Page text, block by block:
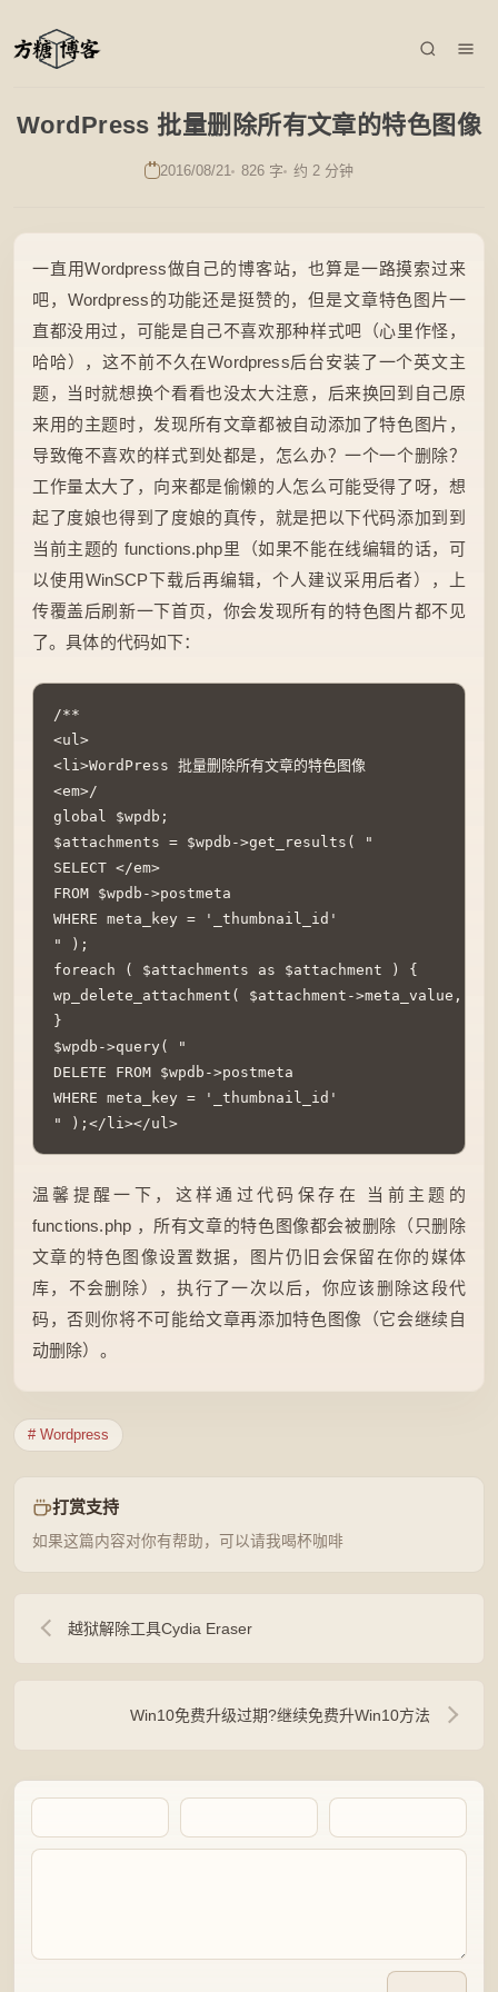
WordPress 批量删除所有文章的特色图像
2016/08/21 826 字 约 2 分钟
一直用Wordpress做自己的博客站，也算是一路摸索过来
吧，Wordpress的功能还是挺赞的，但是文章特色图片一
直都没用过，可能是自己不喜欢那种样式吧（心里作怪，
哈哈），这不前不久在Wordpress后台安装了一个英文主
题，当时就想换个看看也没太大注意，后来换回到自己原
来用的主题时，发现所有文章都被自动添加了特色图片，
导致俺不喜欢的样式到处都是，怎么办？一个一个删除？
工作量太大了，向来都是偷懒的人怎么可能受得了呀，想
起了度娘也得到了度娘的真传，就是把以下代码添加到到
当前主题的 functions.php里（如果不能在线编辑的话，可
以使用WinSCP下载后再编辑，个人建议采用后者），上
传覆盖后刷新一下首页，你会发现所有的特色图片都不见
了。具体的代码如下：
/**
<ul>
<li>WordPress 批量删除所有文章的特色图像
<em>/
global $wpdb;
$attachments = $wpdb->get_results( "
SELECT </em>
FROM $wpdb->postmeta
WHERE meta_key = '_thumbnail_id'
" );
foreach ( $attachments as $attachment ) {
wp_delete_attachment( $attachment->meta_value,
}
$wpdb->query( "
DELETE FROM $wpdb->postmeta
WHERE meta_key = '_thumbnail_id'
" );</li></ul>
温馨提醒一下，这样通过代码保存在 当前主题的
functions.php ，所有文章的特色图像都会被删除（只删除
文章的特色图像设置数据，图片仍旧会保留在你的媒体
库，不会删除），执行了一次以后，你应该删除这段代
码，否则你将不可能给文章再添加特色图像（它会继续自
动删除）。
# Wordpress
打赏支持
如果这篇内容对你有帮助，可以请我喝杯咖啡
越狱解除工具Cydia Eraser
Win10免费升级过期?继续免费升Win10方法